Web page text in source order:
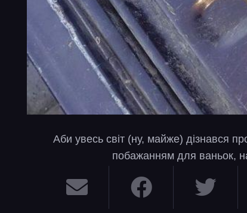
Аби увесь світ (ну, майже) дізнався
побажанням для ваньок,